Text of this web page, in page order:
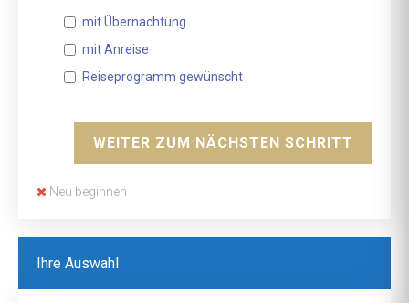
mit Übernachtung
mit Anreise
Reiseprogramm gewünscht
WEITER ZUM NÄCHSTEN SCHRITT
Neu beginnen
Ihre Auswahl